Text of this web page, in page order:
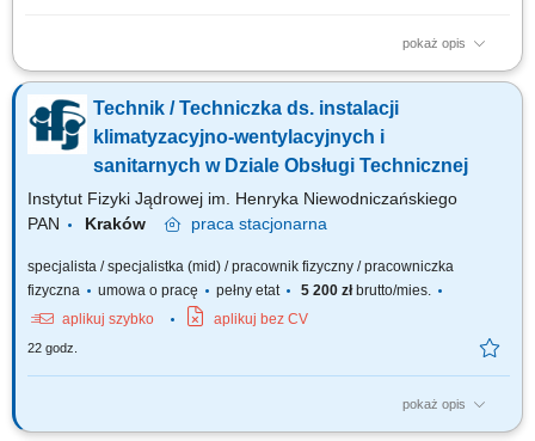
pokaż opis
Nadzór nad infrastrukturą techniczną budynku oraz regularne obchody;
Bieżące usuwanie usterek, awarii oraz wykonywanie drobnych napraw;
Współpraca z zewnętrznymi firmami serwisowymi i remontowymi;
Utrzymanie terenu wokół budynku (prace ogrodnicze i porządkowe)
Zimowe utrzymanie terenu...
Technik / Techniczka ds. instalacji
klimatyzacyjno-wentylacyjnych i
sanitarnych w Dziale Obsługi Technicznej
Instytut Fizyki Jądrowej im. Henryka Niewodniczańskiego
PAN
Kraków praca stacjonarna
specjalista / specjalistka (mid) / pracownik fizyczny / pracowniczka
fizyczna
umowa o pracę pełny etat 5 200 złbrutto/mies.
aplikuj szybko
aplikuj bez CV
22 godz.
pokaż opis
OPIS ZADAŃ/ STANOWISKA PRACY: czuwanie nad bieżącą eksploatacją